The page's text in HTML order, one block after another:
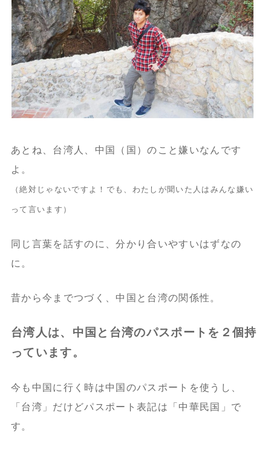
あとね、台湾人、中国（国）のこと嫌いなんです
よ。
（絶対じゃないですよ！でも、わたしが聞いた人はみんな嫌い
って言います）
同じ言葉を話すのに、分かり合いやすいはずなの
に。
昔から今までつづく、中国と台湾の関係性。
台湾人は、中国と台湾のパスポートを２個持
っています。
今も中国に行く時は中国のパスポートを使うし、
「台湾」だけどパスポート表記は「中華民国」で
す。